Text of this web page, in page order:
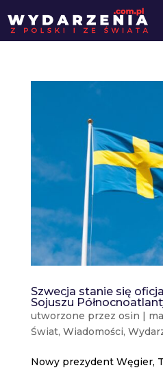
Szwecja stanie się
Sojuszu
utworzone przez osin |
Świat, Wiadomości,
Nowy prezydent Węgier,